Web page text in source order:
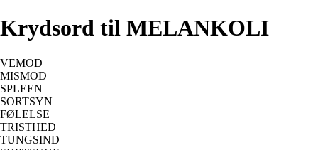
Krydsord til MELANKOLI
VEMOD
MISMOD
SPLEEN
SORTSYN
FØLELSE
TRISTHED
TUNGSIND